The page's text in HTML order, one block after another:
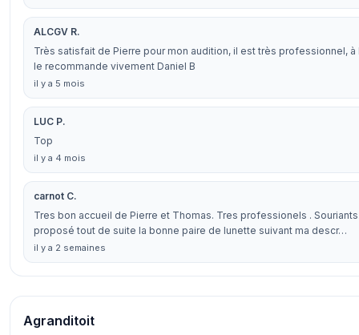
ALCGV R.
Très satisfait de Pierre pour mon audition, il est très professionnel,
le recommande vivement Daniel B
il y a 5 mois
LUC P.
Top
il y a 4 mois
carnot C.
Tres bon accueil de Pierre et Thomas. Tres professionels .
proposé tout de suite la bonne paire de lunette suivant ma descr…
il y a 2 semaines
Agranditoit